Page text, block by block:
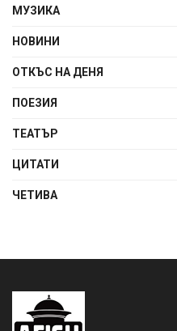
МУЗИКА
НОВИНИ
ОТКЪС НА ДЕНЯ
ПОЕЗИЯ
ТЕАТЪР
ЦИТАТИ
ЧЕТИВА